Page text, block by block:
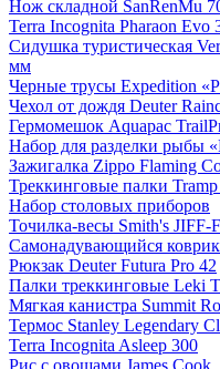
Нож складной SanRenMu
Terra Incognita Pharaon Evo
Сидушка туристическая
мм
Черные трусы Expedition
Чехол от дождя Deuter
Гермомешок Aquapac
Набор для разделки рыбы
Зажигалка Zippo Flaming
Треккинговые палки
Набор столовых приборов
Точилка-весы Smith's JIFF-
Самонадувающийся
Рюкзак Deuter Futura Pro 42
Палки треккинговые Leki
Мягкая канистра Summit
Термос Stanley Legendary
Terra Incognita Asleep 300
Рис с овощами James Cook